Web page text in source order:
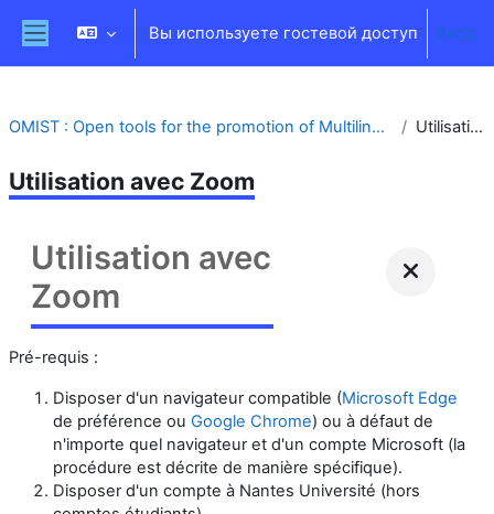
Перейти к основному содержанию
Боковая панель
Вы используете гостевой доступ Вход
OMIST : Open tools for the promotion of Multilinguism and Inclusion for Services and educaTional materials Utilisation avec Zoom
Utilisation avec Zoom
Utilisation avec
Zoom
Pré-requis :
Disposer d'un navigateur compatible (Microsoft Edge
de préférence ou Google Chrome) ou à défaut de
n'importe quel navigateur et d'un compte Microsoft (la
procédure est décrite de manière spécifique).
Disposer d'un compte à Nantes Université (hors